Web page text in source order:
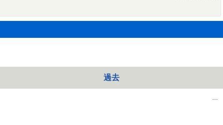
過去
---